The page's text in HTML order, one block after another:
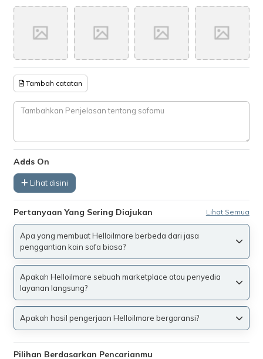
Tambah catatan
Adds On
Lihat disini
Pertanyaan Yang Sering Diajukan Lihat Semua
Apa yang membuat Helloilmare berbeda dari jasa
penggantian kain sofa biasa?
Apakah Helloilmare sebuah marketplace atau penyedia
layanan langsung?
Apakah hasil pengerjaan Helloilmare bergaransi?
Pilihan Berdasarkan Pencarianmu